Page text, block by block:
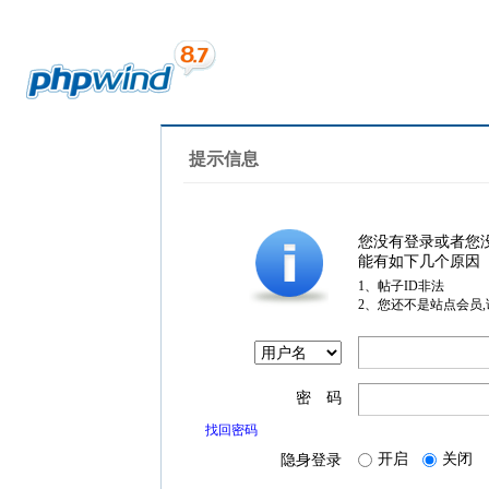
提示信息
您没有登录或者您
能有如下几个原因
1、帖子ID非法
2、您还不是站点会员
密 码
找回密码
隐身登录 开启 关闭